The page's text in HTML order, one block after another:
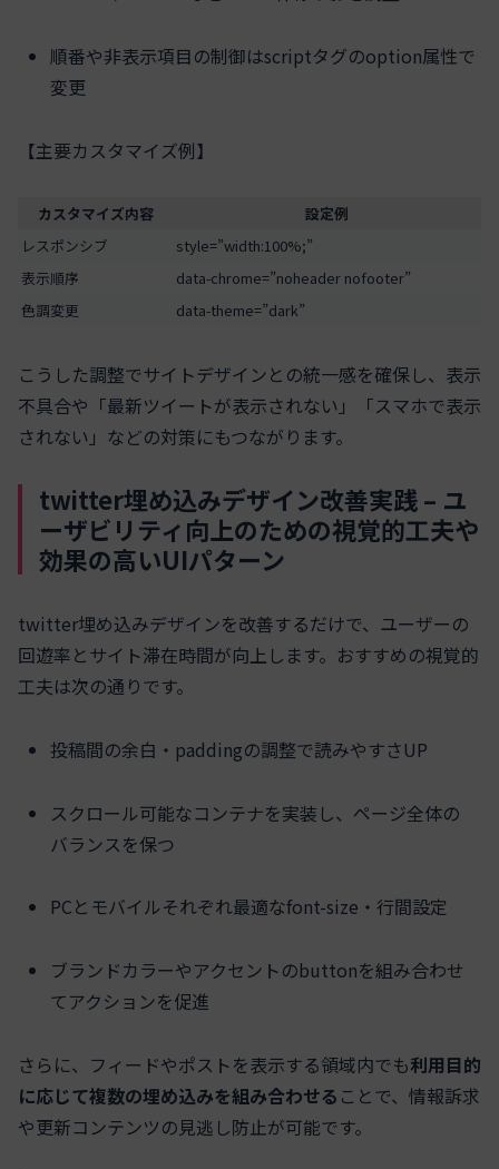
順番や非表示項目の制御はscriptタグのoption属性で
変更
【主要カスタマイズ例】
カスタマイズ内容
設定例
レスポンシブ
style=”width:100%;”
表示順序
data-chrome=”noheader nofooter”
色調変更
data-theme=”dark”
こうした調整でサイトデザインとの統一感を確保し、表示
不具合や「最新ツイートが表示されない」「スマホで表示
されない」などの対策にもつながります。
twitter埋め込みデザイン改善実践 – ユ
ーザビリティ向上のための視覚的工夫や
効果の高いUIパターン
twitter埋め込みデザインを改善するだけで、ユーザーの
回遊率とサイト滞在時間が向上します。おすすめの視覚的
工夫は次の通りです。
投稿間の余白・paddingの調整で読みやすさUP
スクロール可能なコンテナを実装し、ページ全体の
バランスを保つ
PCとモバイルそれぞれ最適なfont-size・行間設定
ブランドカラーやアクセントのbuttonを組み合わせ
てアクションを促進
さらに、フィードやポストを表示する領域内でも利用目的
に応じて複数の埋め込みを組み合わせる ことで、情報訴求
や更新コンテンツの見逃し防止が可能です。